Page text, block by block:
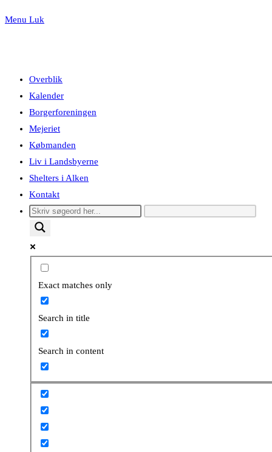
Menu Luk
Overblik
Kalender
Borgerforeningen
Mejeriet
Købmanden
Liv i Landsbyerne
Shelters i Alken
Kontakt
Exact matches only
Search in title
Search in content